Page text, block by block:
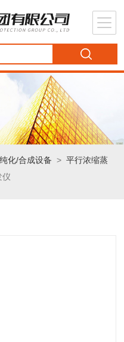
纯化/合成设备 >平行浓缩蒸
仪